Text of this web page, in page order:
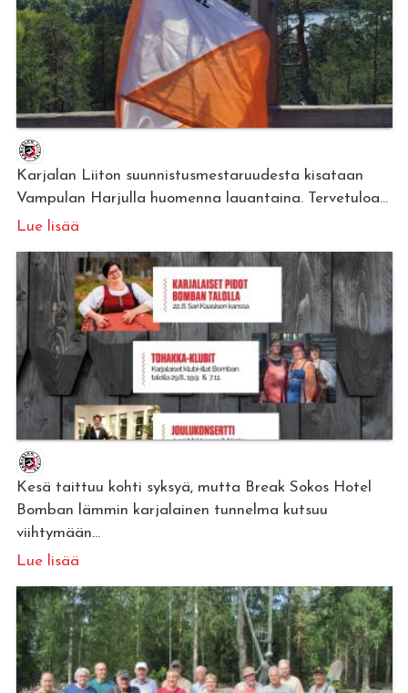
Karjalan Liiton suunnistusmestaruudesta kisataan
Vampulan Harjulla huomenna lauantaina. Tervetuloa...
Lue lisää
Kesä taittuu kohti syksyä, mutta Break Sokos Hotel
Bomban lämmin karjalainen tunnelma kutsuu
viihtymään...
Lue lisää